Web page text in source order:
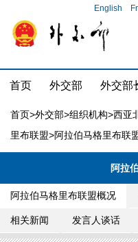
English
首页 外交部 外交部
首页>外交部>组织机构>西亚
里布联盟>阿拉伯马格里布联
阿拉
阿拉伯马格里布联盟概况
相关新闻 发言人谈话